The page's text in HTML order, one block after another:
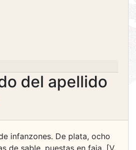
del apellido
infanzones. De plata, ocho
de sable, puestas en faja. [V.